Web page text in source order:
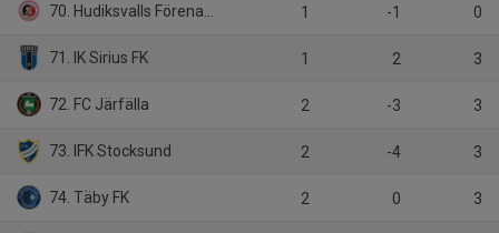
70. Hudiksvalls Förenade FF 1 -1 0
71. IK Sirius FK 1 2 3
72. FC Järfälla 2 -3 3
73. IFK Stocksund 2 -4 3
74. Täby FK 2 0 3